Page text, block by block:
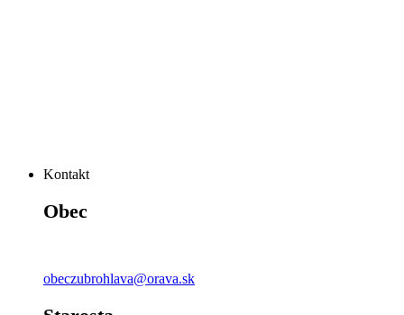
Kontakt
Obec
obeczubrohlava@orava.sk